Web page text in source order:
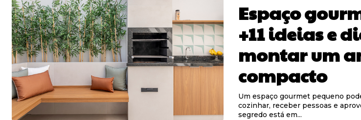
Espaço
+11 ideias e
montar um
compacto
Um espaço gourmet pequeno
cozinhar, receber pessoas e
segredo está em...